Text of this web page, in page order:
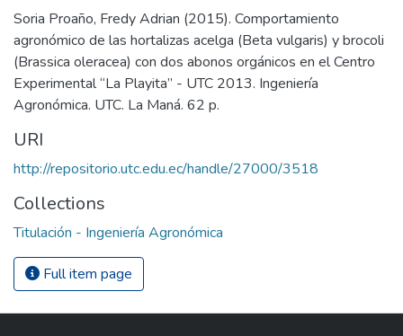
Soria Proaño, Fredy Adrian (2015). Comportamiento
agronómico de las hortalizas acelga (Beta vulgaris) y brocoli
(Brassica oleracea) con dos abonos orgánicos en el Centro
Experimental “La Playita” - UTC 2013. Ingeniería
Agronómica. UTC. La Maná. 62 p.
URI
http://repositorio.utc.edu.ec/handle/27000/3518
Collections
Titulación - Ingeniería Agronómica
Full item page